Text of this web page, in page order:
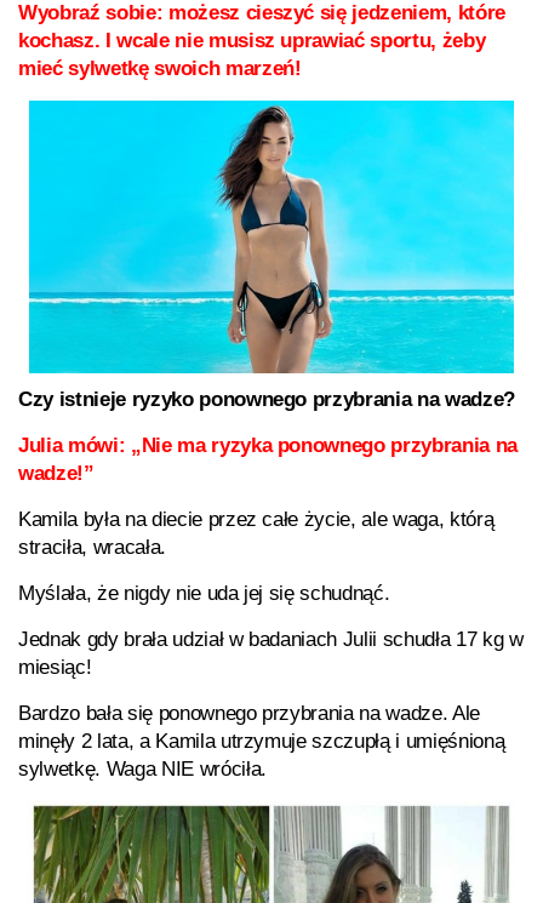
Wyobraź sobie: możesz cieszyć się jedzeniem, które
kochasz. I wcale nie musisz uprawiać sportu, żeby
mieć sylwetkę swoich marzeń!
Czy istnieje ryzyko ponownego przybrania na wadze?
Julia mówi: „Nie ma ryzyka ponownego przybrania na
wadze!”
Kamila była na diecie przez całe życie, ale waga, którą
straciła, wracała.
Myślała, że nigdy nie uda jej się schudnąć.
Jednak gdy brała udział w badaniach Julii schudła 17 kg w
miesiąc!
Bardzo bała się ponownego przybrania na wadze. Ale
minęły 2 lata, a Kamila utrzymuje szczupłą i umięśnioną
sylwetkę. Waga NIE wróciła.